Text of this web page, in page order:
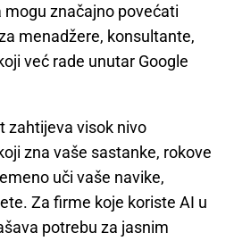
značajno povećati
menadžere, konsultante,
već rade unutar Google
zahtijeva visok nivo
zna vaše sastanke, rokove
uči vaše navike,
Za firme koje koriste AI u
potrebu za jasnim